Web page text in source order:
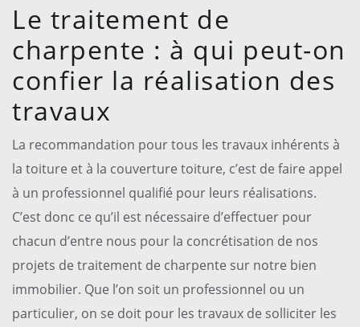
Le traitement de
charpente : à qui peut-on
confier la réalisation des
travaux
La recommandation pour tous les travaux inhérents à
la toiture et à la couverture toiture, c’est de faire appel
à un professionnel qualifié pour leurs réalisations.
C’est donc ce qu’il est nécessaire d’effectuer pour
chacun d’entre nous pour la concrétisation de nos
projets de traitement de charpente sur notre bien
immobilier. Que l’on soit un professionnel ou un
particulier, on se doit pour les travaux de solliciter les